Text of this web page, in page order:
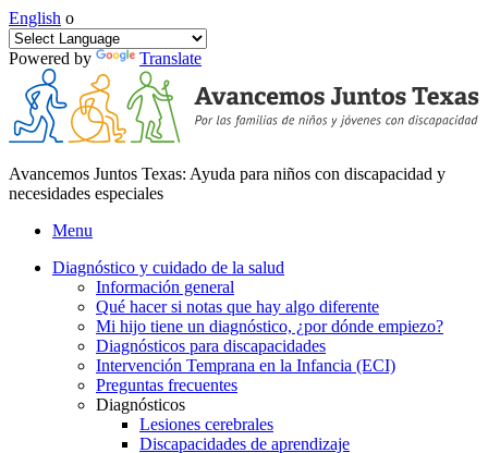
English o
Powered by Translate
Avancemos Juntos Texas: Ayuda para niños con discapacidad y
necesidades especiales
Menu
Diagnóstico y cuidado de la salud
Información general
Qué hacer si notas que hay algo diferente
Mi hijo tiene un diagnóstico, ¿por dónde empiezo?
Diagnósticos para discapacidades
Intervención Temprana en la Infancia (ECI)
Preguntas frecuentes
Diagnósticos
Lesiones cerebrales
Discapacidades de aprendizaje